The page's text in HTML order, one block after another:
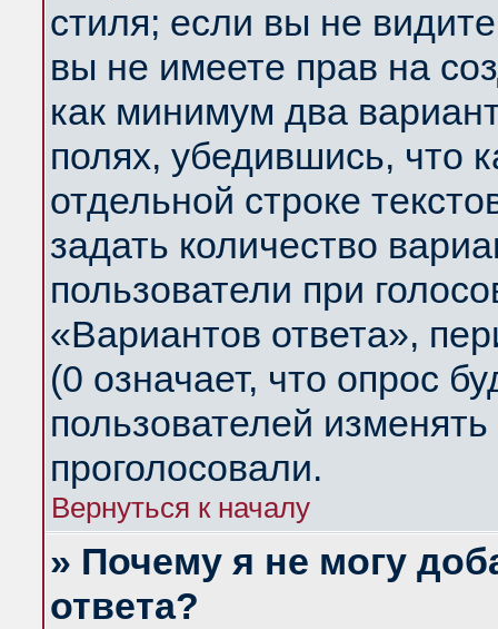
стиля; если вы не
вы не имеете прав на
как минимум два
полях, убедившись, что
отдельной строке
задать количество
пользователи при
«Вариантов ответа»,
(0 означает, что опрос
пользователей
проголосовали.
Вернуться к началу
» Почему я не могу
ответа?